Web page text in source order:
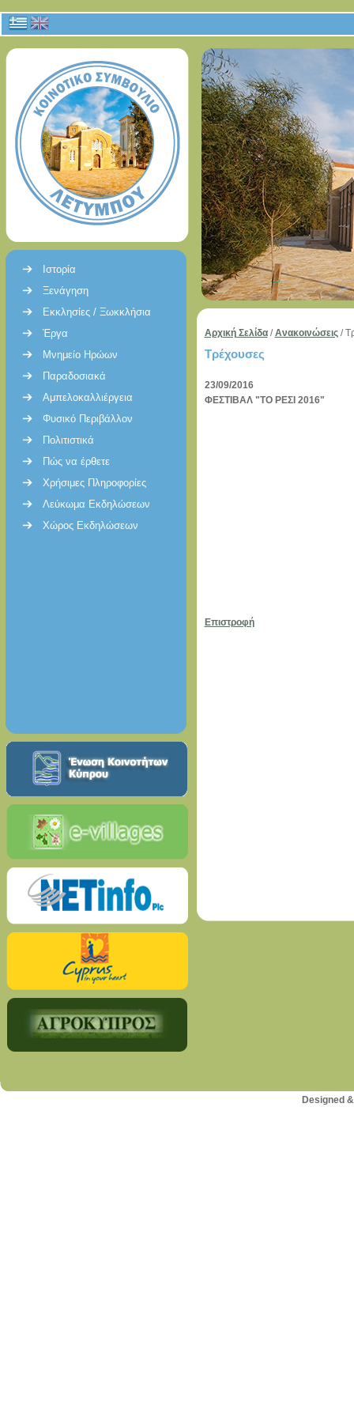
Ιστορία
Ξενάγηση
Εκκλησίες / Ξωκκλήσια
Έργα
Μνημείο Ηρώων
Παραδοσιακά
Αμπελοκαλλιέργεια
Φυσικό Περιβάλλον
Πολιτιστικά
Πώς να έρθετε
Χρήσιμες Πληροφορίες
Λεύκωμα Εκδηλώσεων
Χώρος Εκδηλώσεων
Αρχική Σελίδα/Ανακοινώσεις/
Τρέχουσες
23/09/2016
ΦΕΣΤΙΒΑΛ "ΤΟ ΡΕΣΙ 2016"
Επιστροφή
Designed